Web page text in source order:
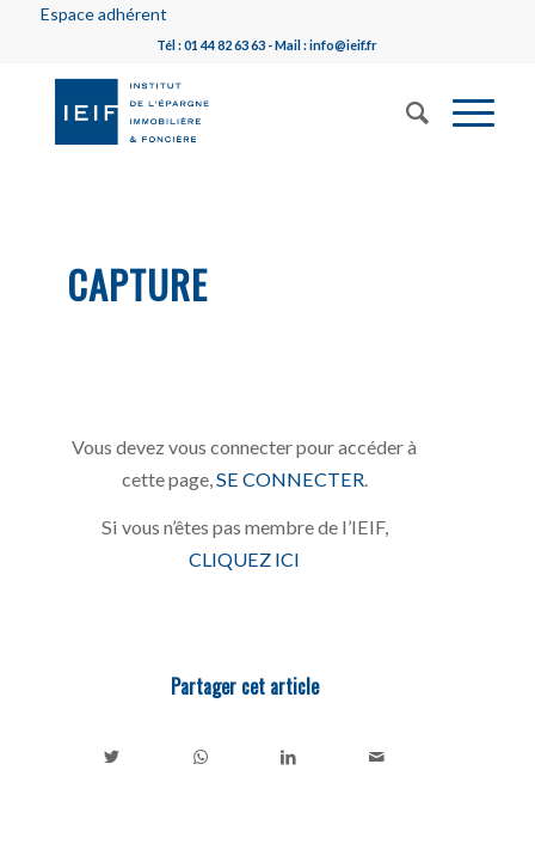
Espace adhérent
Tél : 01 44 82 63 63 - Mail : info@ieif.fr
CAPTURE
Vous devez vous connecter pour accéder à
cette page, SE CONNECTER
Si vous n’êtes pas membre de l’IEIF,
CLIQUEZ ICI
Partager cet article